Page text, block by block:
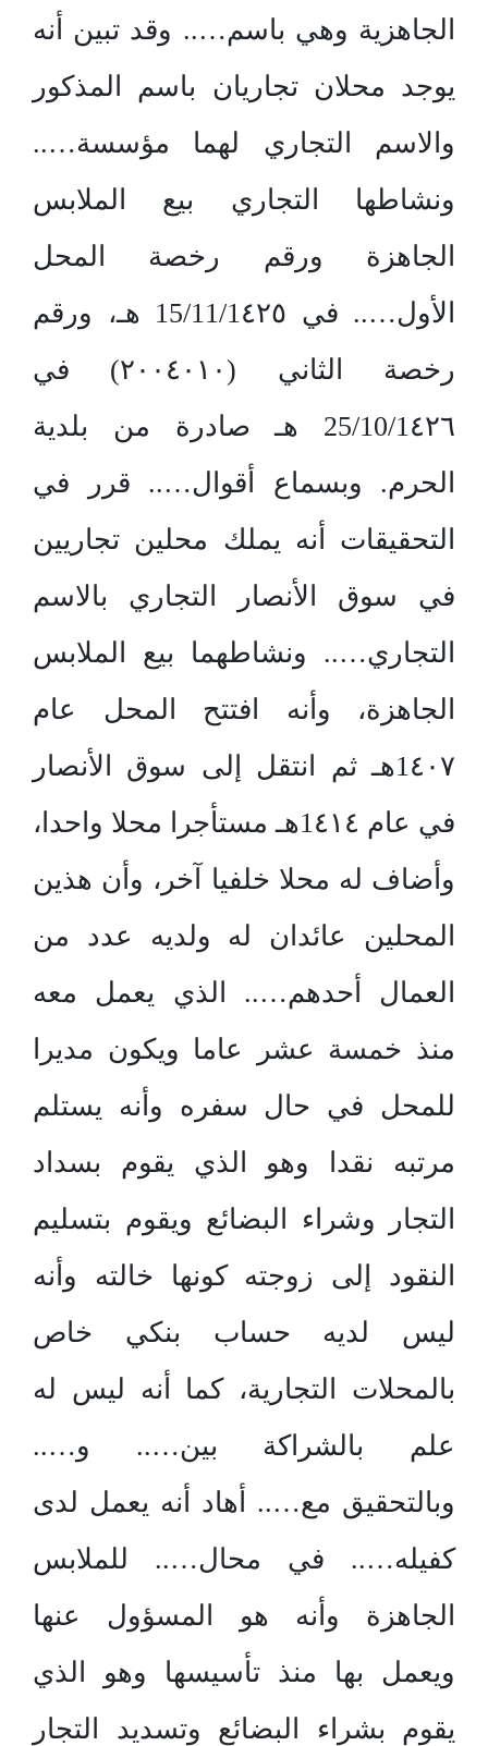
الجاهزية وهي باسم….. وقد تبين أنه
يوجد محلان تجاريان باسم المذكور
والاسم التجاري لهما مؤسسة…..
ونشاطها التجاري بيع الملابس
الجاهزة ورقم رخصة المحل
الأول….. في 15/11/1٤٢٥ هـ، ورقم
رخصة الثاني (٢٠٠٤٠١٠) في
25/10/1٤٢٦ هـ صادرة من بلدية
الحرم. وبسماع أقوال….. قرر في
التحقيقات أنه يملك محلين تجاريين
في سوق الأنصار التجاري بالاسم
التجاري….. ونشاطهما بيع الملابس
الجاهزة، وأنه افتتح المحل عام
1٤٠٧هـ ثم انتقل إلى سوق الأنصار
في عام 1٤١٤هـ مستأجرا محلا واحدا،
وأضاف له محلا خلفيا آخر، وأن هذين
المحلين عائدان له ولديه عدد من
العمال أحدهم….. الذي يعمل معه
منذ خمسة عشر عاما ويكون مديرا
للمحل في حال سفره وأنه يستلم
مرتبه نقدا وهو الذي يقوم بسداد
التجار وشراء البضائع ويقوم بتسليم
النقود إلى زوجته كونها خالته وأنه
ليس لديه حساب بنكي خاص
بالمحلات التجارية، كما أنه ليس له
علم بالشراكة بين….. و…..
وبالتحقيق مع….. أهاد أنه يعمل لدى
كفيله….. في محال….. للملابس
الجاهزة وأنه هو المسؤول عنها
ويعمل بها منذ تأسيسها وهو الذي
يقوم بشراء البضائع وتسديد التجار